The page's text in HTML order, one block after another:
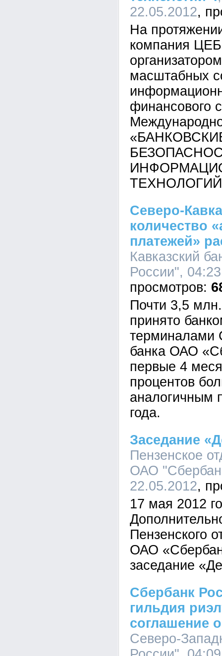
22.05.2012
На
компания
масштабных
финансового
Северо-
количество
платежей»
Кавказский
России",
Почти 3,5
принято
терминалами
банка ОАО
первые 4
процентов
аналогичным
года.
Заседание
Пензенское
ОАО
22.05.2012
17 мая 2012
Пензенского
ОАО
заседание
Сбербанк
гильдия
соглашение
Северо-